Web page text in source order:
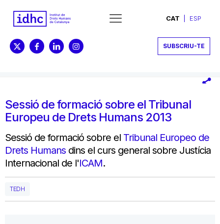
CAT ESP
SUBSCRIU-TE
Sessió de formació sobre el Tribunal
Europeu de Drets Humans 2013
Sessió de formació sobre el Tribunal Europeo de
Drets Humans dins el curs general sobre Justícia
Internacional de l'ICAM.
TEDH